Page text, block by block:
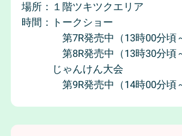
場所：１階ツキツクエリア
時間：トークショー
第7R発売中（13時00分頃～
第8R発売中（13時30分頃～
じゃんけん大会
第9R発売中（14時00分頃～